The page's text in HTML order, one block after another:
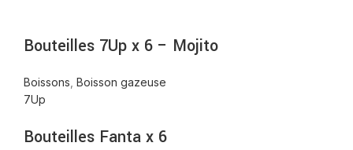
Bouteilles 7Up x 6 – Mojito
Boissons Boisson gazeuse
7Up
Bouteilles Fanta x 6